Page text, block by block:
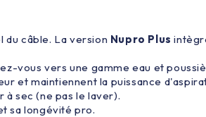
du câble. La version Nupro Plus
vous vers une gamme eau et
et maintiennent la puissance
sec (ne pas le laver).
sa longévité pro.